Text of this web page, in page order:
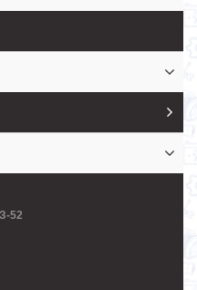
52